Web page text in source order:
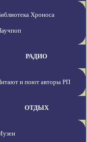
Хроноса
РАДИО
и поют авторы РП
ОТДЫХ